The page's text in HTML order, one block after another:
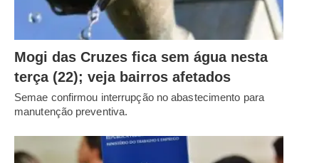
Mogi das Cruzes fica sem água nesta
terça (22); veja bairros afetados
Semae confirmou interrupção no abastecimento para
manutenção preventiva.